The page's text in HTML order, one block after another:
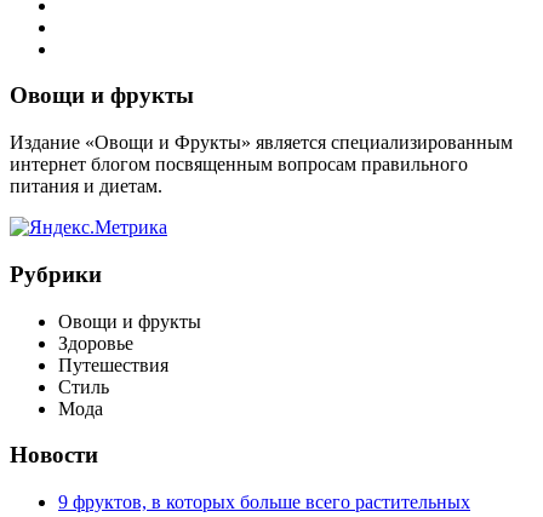
Виджеты
Овощи и фрукты
Издание «Овощи и Фрукты» является специализированным
интернет блогом посвященным вопросам правильного
питания и диетам.
Рубрики
Овощи и фрукты
Здоровье
Путешествия
Стиль
Мода
Новости
9 фруктов, в которых больше всего растительных